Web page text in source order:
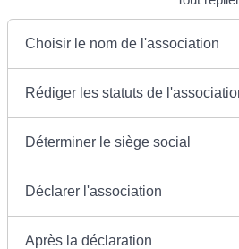
Choisir le nom de l'association
Rédiger les statuts de
Déterminer le siège social
Déclarer l'association
Après la déclaration